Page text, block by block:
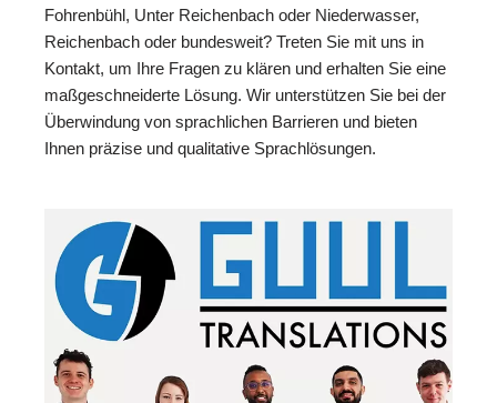
Fohrenbühl, Unter Reichenbach oder Niederwasser,
Reichenbach oder bundesweit? Treten Sie mit uns in
Kontakt, um Ihre Fragen zu klären und erhalten Sie eine
maßgeschneiderte Lösung. Wir unterstützen Sie bei der
Überwindung von sprachlichen Barrieren und bieten
Ihnen präzise und qualitative Sprachlösungen.